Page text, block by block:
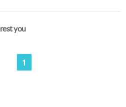
you
1